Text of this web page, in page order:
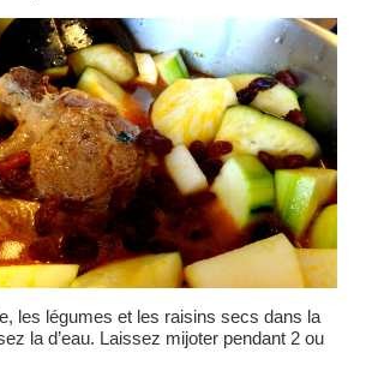
les légumes et les raisins secs dans la
la d’eau. Laissez mijoter pendant 2 ou